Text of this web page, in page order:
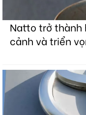
Natto trở thành
cảnh và triển